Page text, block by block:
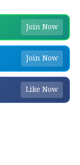
Join Now
Join Now
Like Now